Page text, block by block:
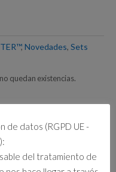
, Novedades, Sets
quedan existencias.
de datos (RGPD UE -
del tratamiento de